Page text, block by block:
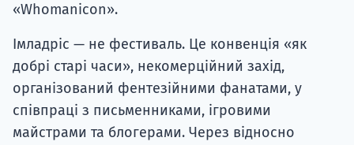
«Whomanicon».
Імладріс — не фестиваль. Це конвенція «як
добрі старі часи», некомерційний захід,
організований фентезійними фанатами, у
співпраці з письменниками, ігровими
майстрами та блогерами. Через відносно